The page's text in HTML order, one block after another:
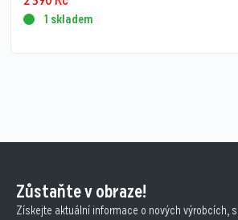
1 skladem
Zůstaňte v obraze!
Získejte aktuální informace o nových výrobcích,